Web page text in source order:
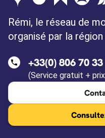
Ambillou (37)
Ambloy (41)
Amboise (37)
Amilly (28)
Anché (37)
Andonville (45)
Rémi, le réseau de
organisé par la
+33(0) 806 70
(Service gratuit +